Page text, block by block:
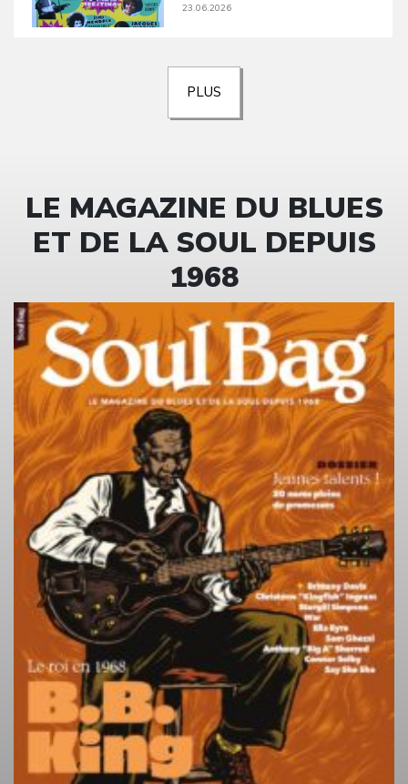
23.06.2026
PLUS
LE MAGAZINE DU BLUES
ET DE LA SOUL DEPUIS
1968